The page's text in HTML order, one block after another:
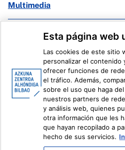
Multimedia
Facebook
X
Información legal Sistema
Esta página web
Las cookies de este sitio
personalizar el contenido
ofrecer funciones de
el tráfico. Además,
sobre el uso que haga
nuestros partners de
y análisis web, quienes
otra información que les
que hayan recopilado a
hecho de sus servicios.